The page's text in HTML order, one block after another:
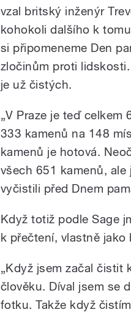
vzal britský inženýr
kohokoli dalšího k
si připomeneme Den
zločinům proti
je už čistých.
„V Praze je teď
333 kamenů na 148
kamenů je hotová.
všech 651 kamenů,
vyčistili před Dnem
Když totiž podle Sage
k přečtení, vlastně jako
„Když jsem začal čistit
člověku. Díval jsem se
fotku. Takže když